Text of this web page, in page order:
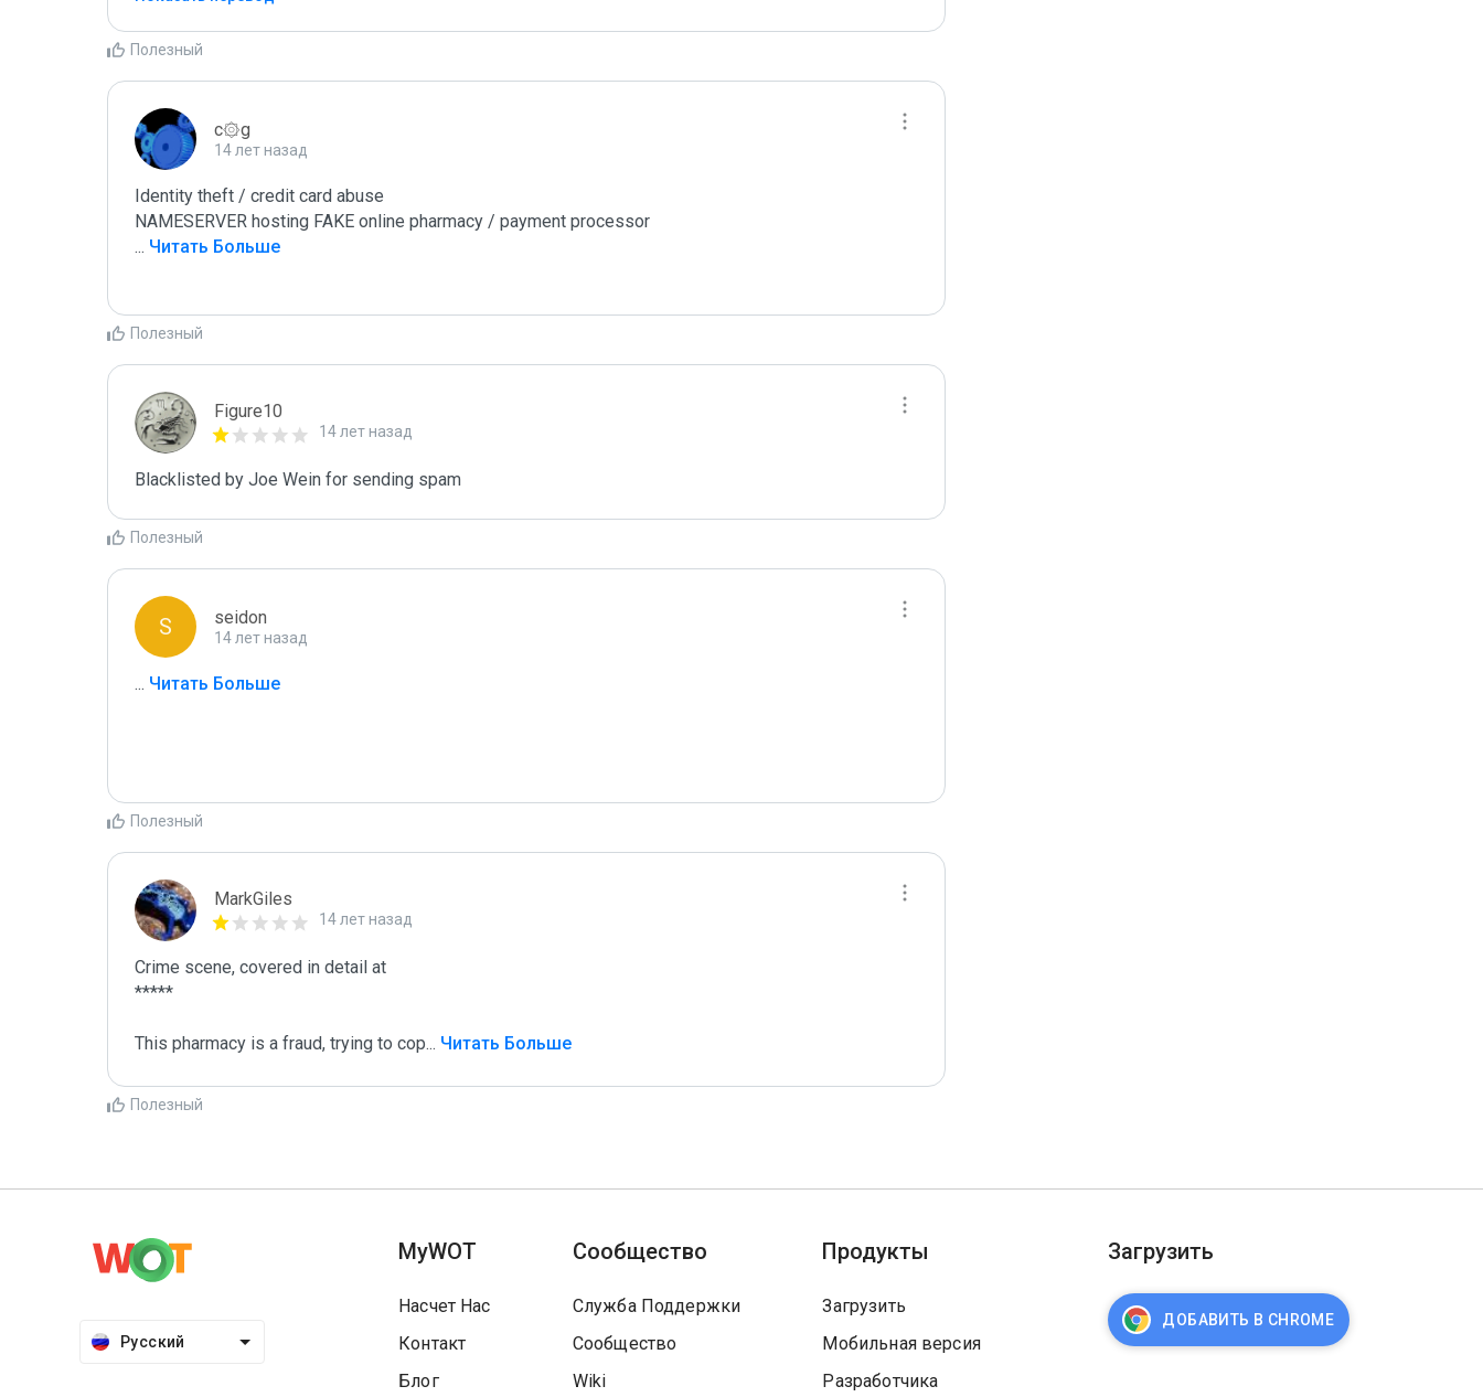
Полезный
c۞g
14 лет назад
Identity theft / credit card abuse
... Читать Больше
Полезный
Figure10
14 лет назад
Blacklisted by Joe Wein for sending spam
Полезный
S seidon
14 лет назад
... Читать Больше
Полезный
MarkGiles
14 лет назад
Crime scene, covered in detail at
*****
This pharmacy is a fraud, trying to cop... Читать Больше
Полезный
Русский
MyWOT
Насчет Нас
Контакт
Блог
Сообщество
Служба Поддержки
Сообщество
Wiki
Продукты
Загрузить
Мобильная версия
Разработчика
Загрузить
ДОБАВИТЬ В CHROME